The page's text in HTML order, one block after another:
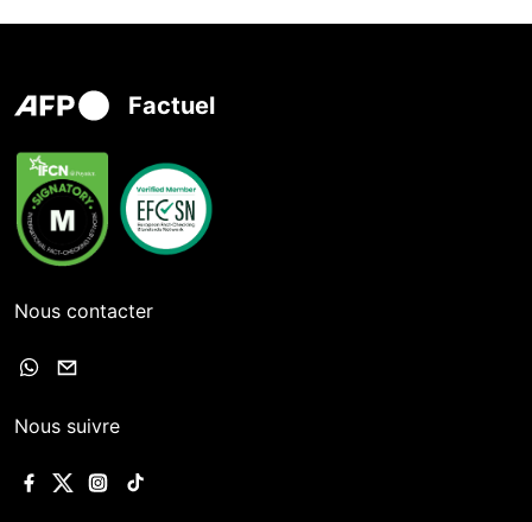
Factuel
Nous contacter
Nous suivre